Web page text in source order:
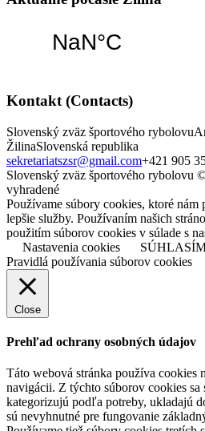
Kontakt (Contacts)
Slovenský zväz športového rybolovu
ŽilinaSlovenská republika
sekretariatszsr@gmail.com+421 905
Slovenský zväz športového rybolovu
vyhradené
Používame súbory cookies, ktoré nám
lepšie služby. Používaním našich
použitím súborov cookies v súlade s
Nastavenia cookies
Pravidlá používania súborov cookies
Close
Prehľad ochrany osobných údajov
Táto webová stránka používa cookies
navigácii. Z týchto súborov cookies sa
kategorizujú podľa potreby, ukladajú
sú nevyhnutné pre fungovanie